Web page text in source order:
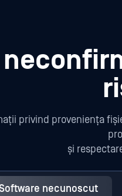
privind proveniența
și
necunoscut